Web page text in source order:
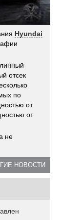
Hyundai
отсек
по
от
от
не
НОВОСТИ